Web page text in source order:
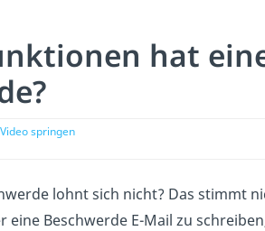
hat
springen
lohnt sich nicht? Das stimmt
eine Beschwerde E-Mail zu